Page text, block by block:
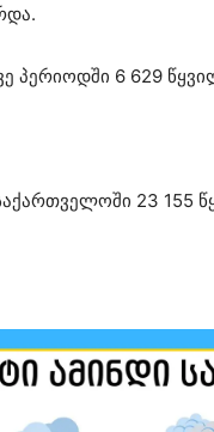
პერიოდში 6 629
23 155